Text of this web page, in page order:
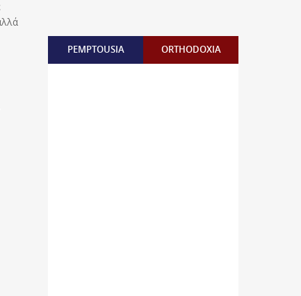
PEMPTOUSIA ORTHODOXIA